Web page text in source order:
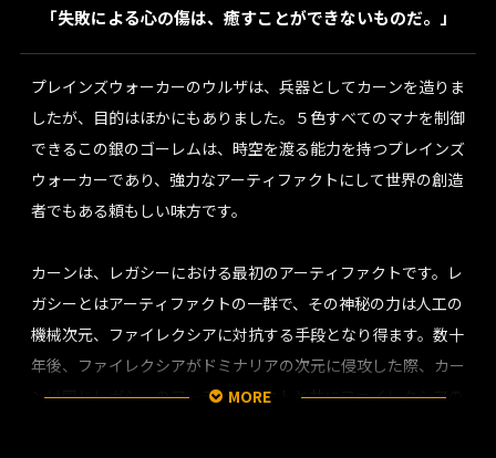
「失敗による心の傷は、癒すことができないものだ。」
プレインズウォーカーのウルザは、兵器としてカーンを造りま
したが、目的はほかにもありました。５色すべてのマナを制御
できるこの銀のゴーレムは、時空を渡る能力を持つプレインズ
ウォーカーであり、強力なアーティファクトにして世界の創造
者でもある頼もしい味方です。
カーンは、レガシーにおける最初のアーティファクトです。レ
ガシーとはアーティファクトの一群で、その神秘の力は人工の
機械次元、ファイレクシアに対抗する手段となり得ます。数十
年後、ファイレクシアがドミナリアの次元に侵攻した際、カー
ンは同じレガシーのアーティファクトと共にファイレクシアの
MORE